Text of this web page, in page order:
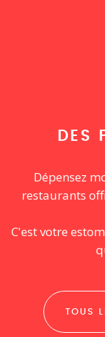
DES
Dépensez
restaurants
C'est votre
TOUS